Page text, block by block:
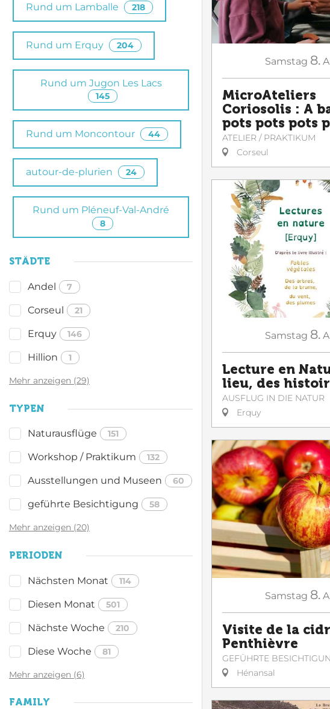
Rund um Lamballe 218
Rund um Erquy 204
Rund um Jugon Les Lacs
145
Rund um Moncontour 44
autour-de-plurien 24
Rund um Pléneuf-Val-André
8
STÄDTE
Andel 7
Corseul 21
Erquy 146
Hillion 1
Mehr anzeigen (29)
TYPEN
Naturausflüge 151
Workshop / Praktikum 132
Ausstellungen und Museen 60
geführte Besichtigung 58
Mehr anzeigen (20)
PERIODEN
Nächsten Monat 114
Diesen Monat 501
Nächste Woche 210
Diese Woche 81
Mehr anzeigen (6)
FAMILY
Samstag 8.
MicroAteliers
Coriosolis : A
pots pots pots
ATELIER / PRAKTIKUM
Corseul
Samstag 8.
Lecture en
lieu, des
AUSFLUG IN DIE NATUR
Erquy
Samstag 8.
Visite de la
Penthièvre
GEFÜHRTE
Hénansal